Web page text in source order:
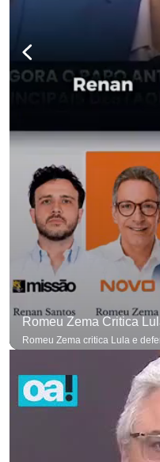
para não perder nenhuma